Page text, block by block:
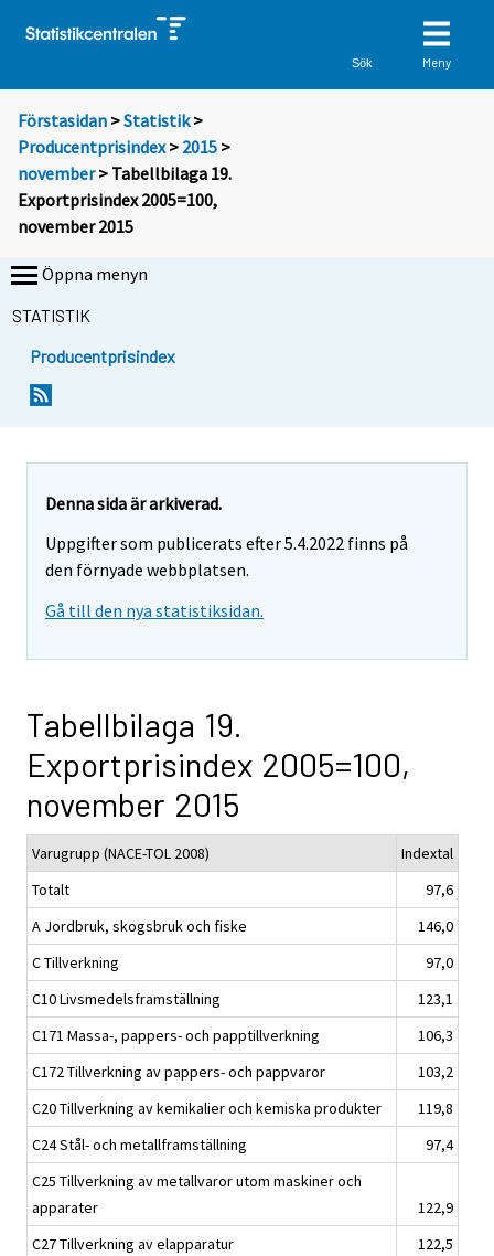
Sök Meny
Förstasidan >Statistik >
Producentprisindex> 2015 >
november> Tabellbilaga 19.
Exportprisindex 2005=100,
november 2015
Öppna menyn
STATISTIK
Producentprisindex
Denna sida är arkiverad.
Uppgifter som publicerats efter 5.4.2022 finns på
den förnyade webbplatsen.
Gå till den nya statistiksidan.
Tabellbilaga 19.
Exportprisindex 2005=100,
november 2015
Varugrupp (NACE-TOL 2008)
Indextal
Totalt
97,6
A Jordbruk, skogsbruk och fiske
146,0
C Tillverkning
97,0
C10 Livsmedelsframställning
123,1
C171 Massa-, pappers- och papptillverkning
106,3
C172 Tillverkning av pappers- och pappvaror
103,2
C20 Tillverkning av kemikalier och kemiska produkter
119,8
C24 Stål- och metallframställning
97,4
C25 Tillverkning av metallvaror utom maskiner och
apparater
122,9
C27 Tillverkning av elapparatur
122,5